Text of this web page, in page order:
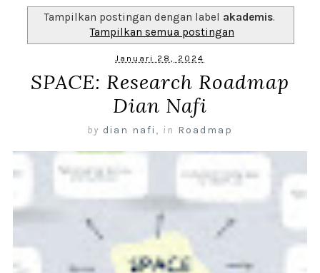
Tampilkan postingan dengan label akademis.
Tampilkan semua postingan
Januari 28, 2024
SPACE: Research Roadmap
Dian Nafi
by dian nafi , in Roadmap